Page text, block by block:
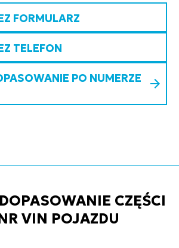
FORMULARZ
TELEFON
PO NUMERZE
CZĘŚCI
VIN POJAZDU